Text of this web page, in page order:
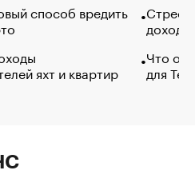
способ вредить
яхт и квартир
Что
для